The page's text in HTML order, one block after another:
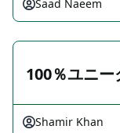
Saad Naeem
100％ユニー
Shamir Khan